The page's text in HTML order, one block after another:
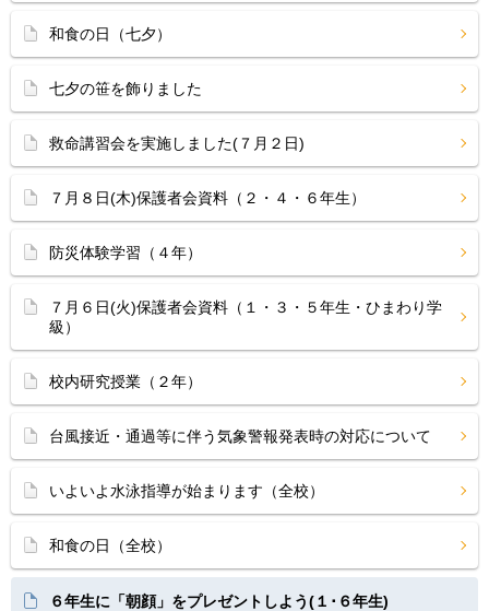
和食の日（七夕）
七夕の笹を飾りました
救命講習会を実施しました(７月２日)
７月８日(木)保護者会資料（２・４・６年生）
防災体験学習（４年）
７月６日(火)保護者会資料（１・３・５年生・ひまわり学
級）
校内研究授業（２年）
台風接近・通過等に伴う気象警報発表時の対応について
いよいよ水泳指導が始まります（全校）
和食の日（全校）
６年生に「朝顔」をプレゼントしよう(１･６年生)